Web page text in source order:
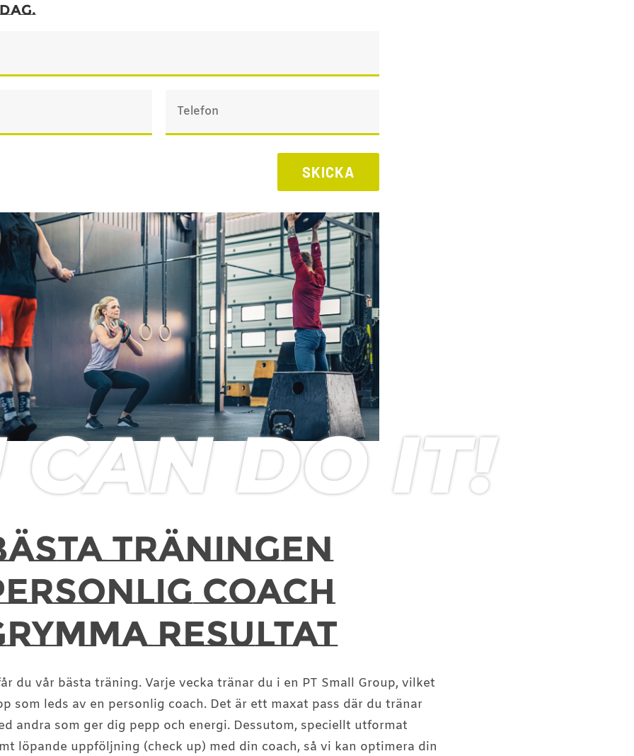
SKICKA
CAN DO IT!
TRÄNINGEN
COACH
RESULTAT
du vår bästa träning. Varje vecka tränar du i en PT Small Group, vilket
som leds av en personlig coach. Det är ett maxat pass där du tränar
andra som ger dig pepp och energi. Dessutom, speciellt utformat
löpande uppföljning (check up) med din coach, så vi kan optimera din